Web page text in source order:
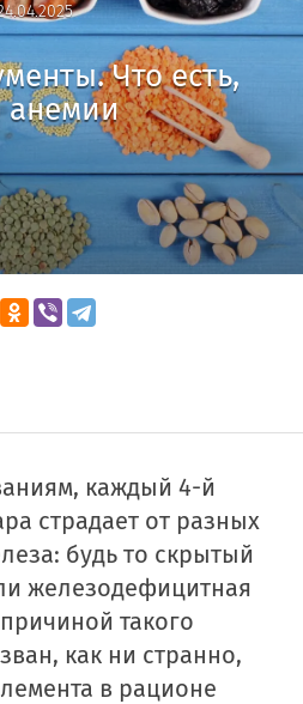
Что есть,
анемии
каждый 4-й
страдает от разных
будь то скрытый
железодефицитная
такого
как ни странно,
в рационе